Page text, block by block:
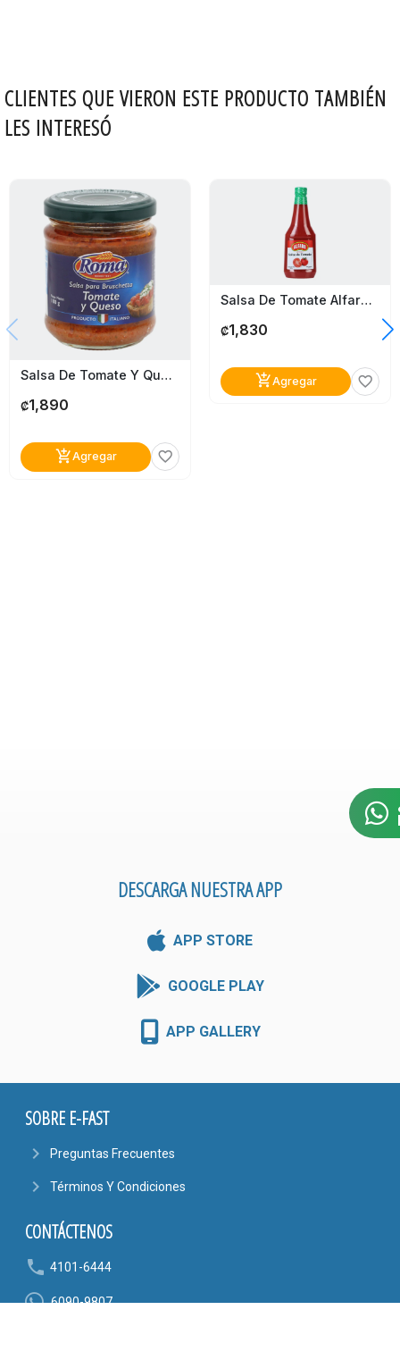
CLIENTES QUE VIERON ESTE PRODUCTO TAMBIÉN
LES INTERESÓ
Salsa De Tomate Y Queso Para Bruschetta Roma 180G
₡1,890
add_shopping_cartAgregar favorite_border
Salsa De Tomate Alfaro 685G
₡1,830
add_shopping_cartAgregar favorite_border
DESCARGA NUESTRA APP
APP STORE
GOOGLE PLAY
APP GALLERY
SOBRE E-FAST
navigate_next Preguntas Frecuentes
navigate_next Términos Y Condiciones
CONTÁCTENOS
phone 4101-6444
6090-9807